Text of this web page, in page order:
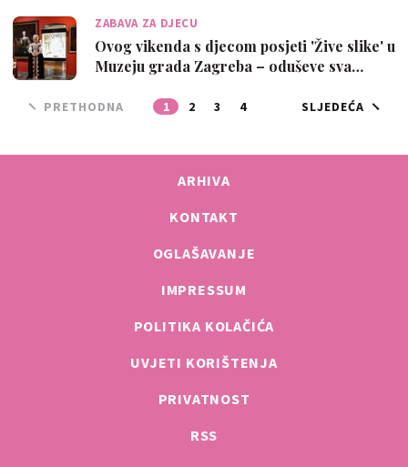
ZABAVA ZA DJECU
Ovog vikenda s djecom posjeti 'Žive slike' u
Muzeju grada Zagreba – oduševe sva…
PRETHODNA 1 2 3 4 SLJEDEĆA
ARHIVA
KONTAKT
OGLAŠAVANJE
IMPRESSUM
POLITIKA KOLAČIĆA
UVJETI KORIŠTENJA
PRIVATNOST
RSS